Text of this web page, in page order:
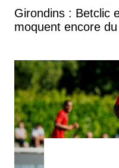
Girondins : Betclic
moquent encore